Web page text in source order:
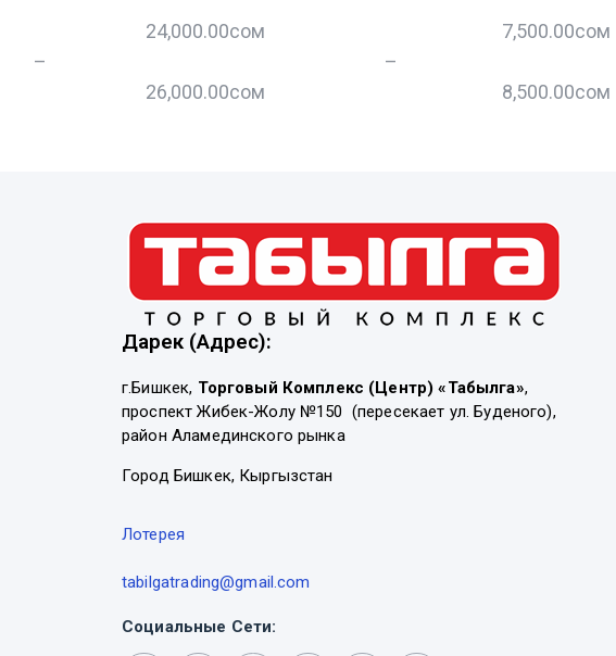
24,000.00сом
–
26,000.00сом
7,500.00сом
–
8,500.00сом
Дарек (Адрес):
г.Бишкек, Торговый Комплекс (Центр) «Табылга»,
проспект Жибек-Жолу №150 (пересекает ул. Буденого),
район Аламединского рынка
Город Бишкек, Кыргызстан
Лотерея
tabilgatrading@gmail.com
Социальные Сети: